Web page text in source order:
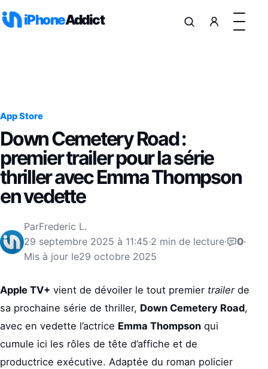
iPhoneAddict
App Store
Down Cemetery Road :
premier trailer pour la série
thriller avec Emma Thompson
en vedette
ParFrederic L.
29 septembre 2025 à 11:45·2 min de lecture· 0·
Mis à jour le29 octobre 2025
Apple TV+ vient de dévoiler le tout premier trailerde
sa prochaine série de thriller, Down Cemetery Road,
avec en vedette l’actrice Emma Thompson qui
cumule ici les rôles de tête d’affiche et de
productrice exécutive. Adaptée du roman policier